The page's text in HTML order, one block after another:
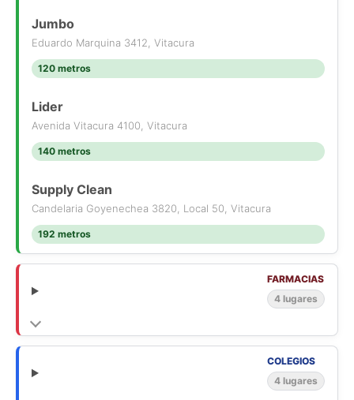
Jumbo
Eduardo Marquina 3412, Vitacura
120 metros
Lider
Avenida Vitacura 4100, Vitacura
140 metros
Supply Clean
Candelaria Goyenechea 3820, Local 50, Vitacura
192 metros
FARMACIAS
4 lugares
COLEGIOS
4 lugares